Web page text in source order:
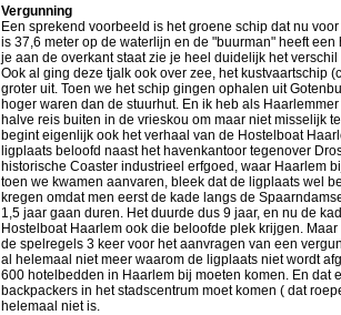
Vergunning
Een sprekend voorbeeld is het groene schip dat nu
is 37,6 meter op de waterlijn en de "buurman" heeft een
je aan de overkant staat zie je heel duidelijk het
Ook al ging deze tjalk ook over zee, het kustvaartschip
groter uit. Toen we het schip gingen ophalen uit
hoger waren dan de stuurhut. En ik heb als
halve reis buiten in de vrieskou om maar niet misselijk
begint eigenlijk ook het verhaal van de Hostelboat
ligplaats beloofd naast het havenkantoor tegenover
historische Coaster industrieel erfgoed, waar Haarlem
toen we kwamen aanvaren, bleek dat de ligplaats wel
kregen omdat men eerst de kade langs de
1,5 jaar gaan duren. Het duurde dus 9 jaar, en nu de
Hostelboat Haarlem ook die beloofde plek krijgen.
de spelregels 3 keer voor het aanvragen van een
al helemaal niet meer waarom de ligplaats niet wordt
600 hotelbedden in Haarlem bij moeten komen. En dat
backpackers in het stadscentrum moet komen ( dat
helemaal niet is.